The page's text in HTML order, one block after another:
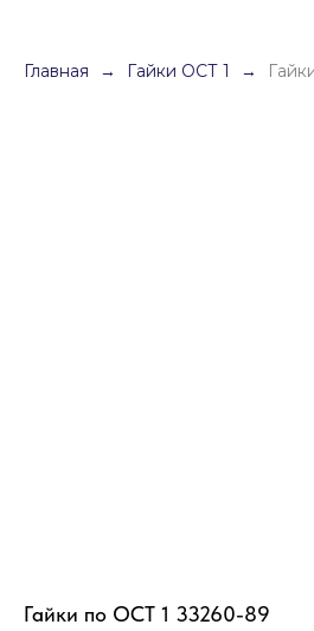
Главная Гайки ОСТ 1
Гайки по ОСТ 1 33260-89